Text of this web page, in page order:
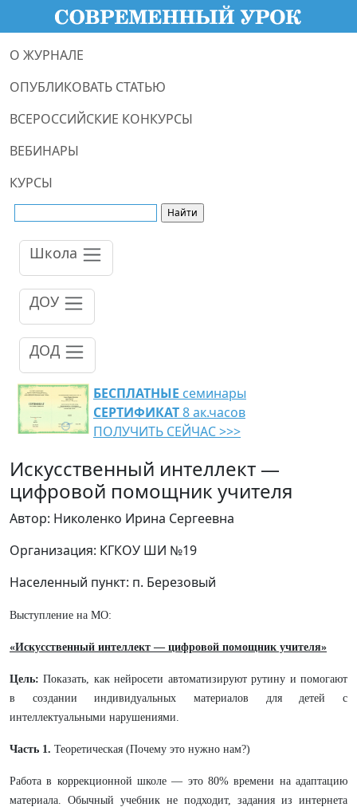
О ЖУРНАЛЕ
ОПУБЛИКОВАТЬ СТАТЬЮ
ВСЕРОССИЙСКИЕ КОНКУРСЫ
ВЕБИНАРЫ
КУРСЫ
Школа
ДОУ
ДОД
БЕСПЛАТНЫЕ семинары
СЕРТИФИКАТ8 ак.часов
ПОЛУЧИТЬ СЕЙЧАС >>>
Искусственный интеллект —
цифровой помощник учителя
Автор: Николенко Ирина Сергеевна
Организация: КГКОУ ШИ №19
Населенный пункт: п. Березовый
Выступление на МО:
«Искусственный интеллект — цифровой помощник учителя»
Цель: Показать, как нейросети автоматизируют рутину и помогают
в создании индивидуальных материалов для детей с
интеллектуальными нарушениями.
Часть 1. Теоретическая (Почему это нужно нам?)
Работа в коррекционной школе — это 80% времени на адаптацию
материала. Обычный учебник не подходит, задания из интернета